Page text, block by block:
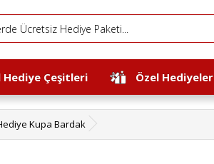
Hediye Çeşitleri Özel Hediyeler
Kupa Bardak